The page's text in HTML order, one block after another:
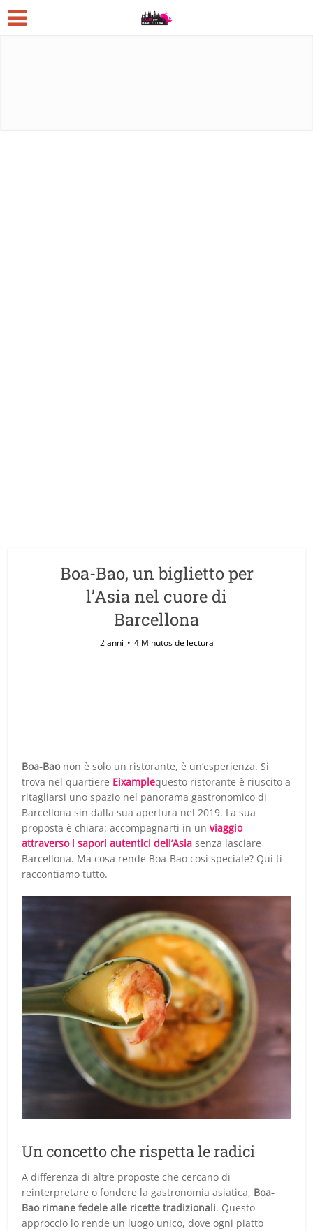
Boa-Bao, un biglietto per
l’Asia nel cuore di
Barcellona
2 anni 4 Minutos de lectura
Boa-Baonon è solo un ristorante, è un’esperienza. Si
trova nel quartiere Eixamplequesto ristorante è riuscito a
ritagliarsi uno spazio nel panorama gastronomico di
Barcellona sin dalla sua apertura nel 2019. La sua
proposta è chiara: accompagnarti in unviaggio
attraverso i sapori autentici dell’Asia senza lasciare
Barcellona. Ma cosa rende Boa-Bao così speciale? Qui ti
raccontiamo tutto.
Un concetto che rispetta le radici
A differenza di altre proposte che cercano di
reinterpretare o fondere la gastronomia asiatica, Boa-
Bao rimane fedele alle ricette tradizionali. Questo
approccio lo rende un luogo unico, dove ogni piatto